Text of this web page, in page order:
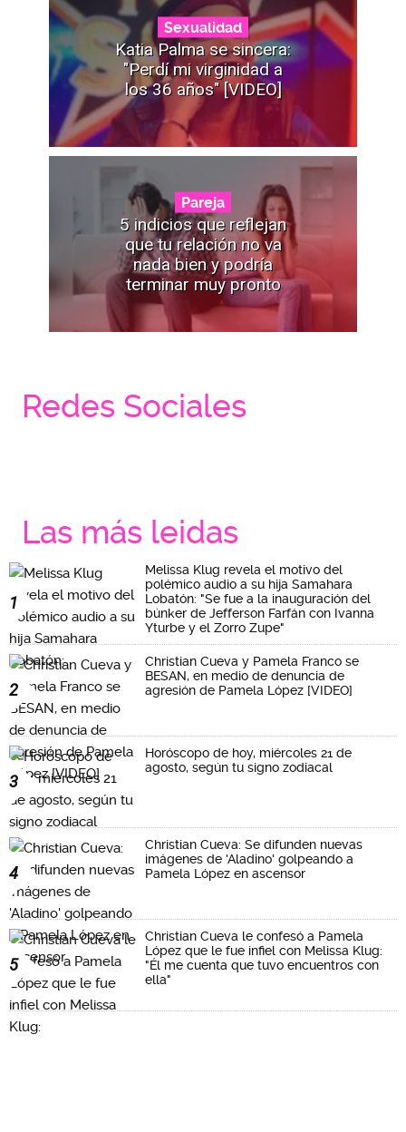
Sexualidad
Katia Palma se sincera:
"Perdí mi virginidad a
los 36 años" [VIDEO]
Pareja
5 indicios que reflejan
que tu relación no va
nada bien y podría
terminar muy pronto
Redes Sociales
Las más leidas
1
Melissa Klug revela el motivo del
polémico audio a su hija Samahara
Lobatón: "Se fue a la inauguración del
búnker de Jefferson Farfán con Ivanna
Yturbe y el Zorro Zupe"
2
Christian Cueva y Pamela Franco se
BESAN, en medio de denuncia de
agresión de Pamela López [VIDEO]
3
Horóscopo de hoy, miércoles 21 de
agosto, según tu signo zodiacal
4
Christian Cueva: Se difunden nuevas
imágenes de 'Aladino' golpeando a
Pamela López en ascensor
5
Christian Cueva le confesó a Pamela
López que le fue infiel con Melissa Klug:
"Él me cuenta que tuvo encuentros con
ella"